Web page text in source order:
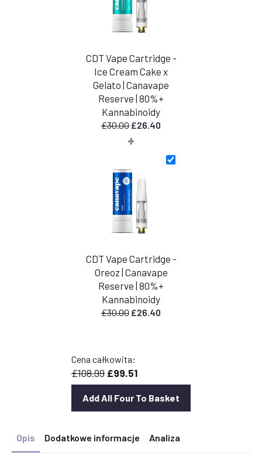
CDT Vape Cartridge -
Ice Cream Cake x
Gelato | Canavape
Reserve | 80%+
Kannabinoidy
£30.00 Pierwotna
cena
£26.40
£26.40.
+
CDT Vape Cartridge -
Oreoz | Canavape
Reserve | 80%+
Kannabinoidy
£30.00 Pierwotna
£26.40
Cena całkowita:
£108.99 £99.51
Add All Four To Basket
Opis Dodatkowe informacje Analiza